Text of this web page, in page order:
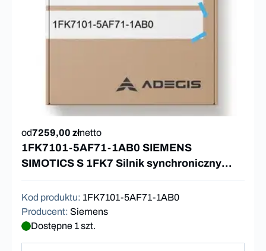
od7259,00 złnetto
1FK7101-5AF71-1AB0 SIEMENS
SIMOTICS S 1FK7 Silnik synchroniczny
Kod produktu: 1FK7101-5AF71-1AB0
Producent: Siemens
Dostępne 1 szt.